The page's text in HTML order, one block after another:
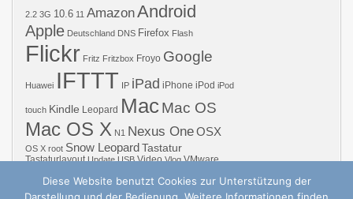
2.2 3G 10.6 11 AmazonAndroid
Apple Deutschland DNS Firefox Flash
Flickr Fritz Fritzbox Froyo Google
Huawei IFTTT IP iPad iPhone iPod iPod
touch Kindle Leopard MacMac OS
Mac OS X N1 Nexus OneOSX
OS X root Snow LeopardTastatur
Tastaturlayout Update USB Video Vlog VMware
Diese Website benutzt Cookies zur Unterstützung der